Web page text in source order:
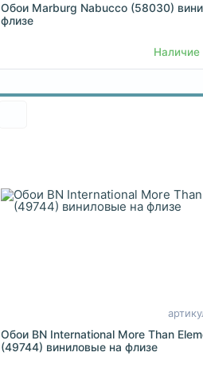
Обои Marburg Nabucco (58030)
флизе
Наличие
Обои BN International More Than
(49744) виниловые на флизе